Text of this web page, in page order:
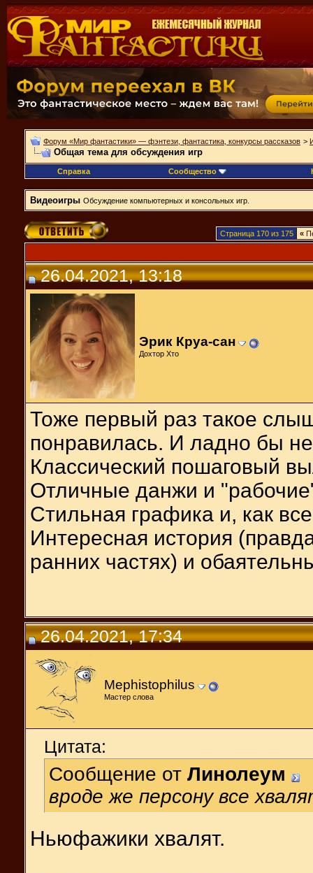
Форум «Мир фантастики» — фэнтези, фантастика, конкурсы рассказов >
Общая тема для обсуждения игр
Справка Сообщество
Видеоигры Обсуждение компьютерных и консольных игр.
Страница 170 из 175 «
26.04.2021, 13:18
Эрик Круа-сан
Дохтор Хто
Тоже первый раз такое
понравилась. И ладно бы
Классический пошаговый
Отличные данжи и
Стильная графика и, как
Интересная история
ранних частях) и
26.04.2021, 17:34
Mephistophilus
Мастер слова
Цитата:
Сообщение от Линолеум
вроде же персону все
Ньюфажики хвалят.